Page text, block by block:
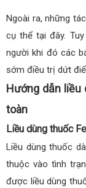
Ngoài ra, những
cụ thể tại đây.
người khi đó các
sớm điều trị dứt
Hướng dẫn liều
toàn
Liều dùng thuốc
Liều dùng thuốc
thuộc vào tình
được liều dùng